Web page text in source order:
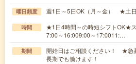
曜日頻度 週1日～5日OK（月～金） ★土
時間
★1日4時間～の時短シフトOK★
7:00～16:009:00～17:0011:…
期間
開始日はご相談ください！ ★急
長期でも働けます！